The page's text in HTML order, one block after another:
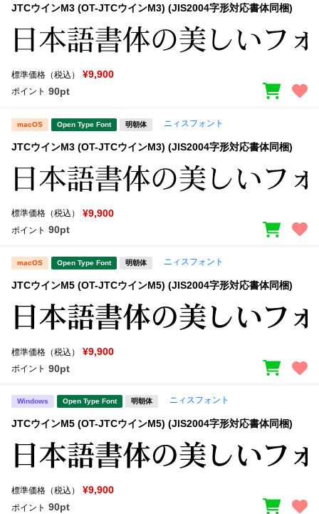
お問い合わせ
価格帯
リセット
JTCウインM3 (OT-JTCウインM3) (JIS2004字形対応書体同梱)
標準価格（税込） ¥9,900
ポイント 90pt
macOS Open Type Font 明朝体 ニィスフォント
JTCウインM3 (OT-JTCウインM3) (JIS2004字形対応書体同梱)
標準価格（税込） ¥9,900
ポイント 90pt
macOS Open Type Font 明朝体 ニィスフォント
JTCウインM5 (OT-JTCウインM5) (JIS2004字形対応書体同梱)
標準価格（税込） ¥9,900
ポイント 90pt
Windows Open Type Font 明朝体 ニィスフォント
JTCウインM5 (OT-JTCウインM5) (JIS2004字形対応書体同梱)
標準価格（税込） ¥9,900
ポイント 90pt